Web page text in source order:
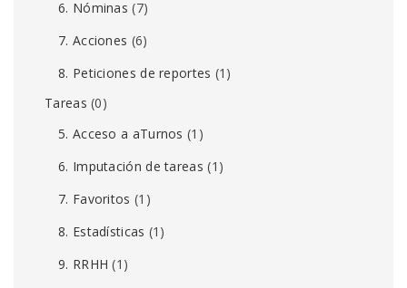
6. Nóminas (7)
7. Acciones (6)
8. Peticiones de reportes (1)
Tareas (0)
5. Acceso a aTurnos (1)
6. Imputación de tareas (1)
7. Favoritos (1)
8. Estadísticas (1)
9. RRHH (1)